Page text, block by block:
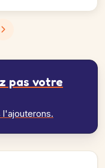
pas votre
l'ajouterons.